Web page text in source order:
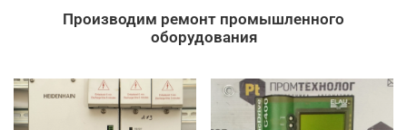
Производим ремонт промышленного
оборудования